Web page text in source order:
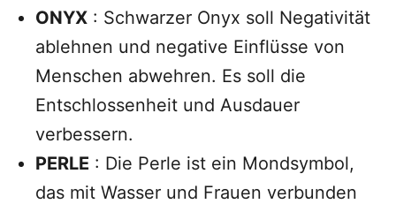
ONYX : Schwarzer Onyx soll Negativität
ablehnen und negative Einflüsse von
Menschen abwehren. Es soll die
Entschlossenheit und Ausdauer
verbessern.
PERLE : Die Perle ist ein Mondsymbol,
das mit Wasser und Frauen verbunden